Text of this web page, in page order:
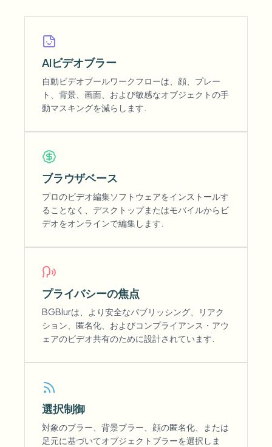
AIビデオブラー
自動ビデオブールワークフローは、顔、プレー
ト、背景、画面、および敏感なオブジェクトの手
動マスキングを減らします.
ブラウザベース
プロのビデオ編集ソフトウェアをインストールす
ることなく、デスクトップまたはモバイルからビ
デオをオンラインで編集します.
プライバシーの焦点
BGBlurは、より安全なパブリッシング、リアク
ション、匿名化、およびコンプライアンス・アウ
ェアのビデオ共有のために設計されています.
選択制御
対象のブラー、背景ブラー、顔の匿名化、または
足元に基づいてオブジェクトブラーを選択しま